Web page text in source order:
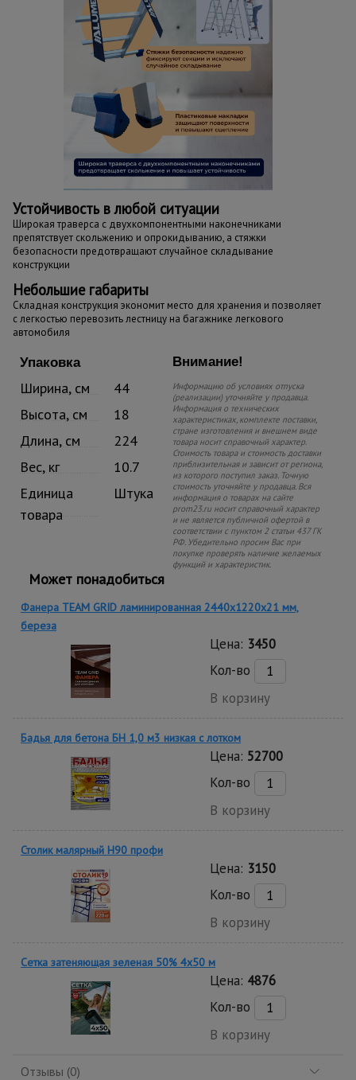
Устойчивость в любой ситуации
Широкая траверса с двухкомпонентными наконечниками
препятствует скольжению и опрокидыванию, а стяжки
безопасности предотвращают случайное складывание
конструкции
Небольшие габариты
Складная конструкция экономит место для хранения и позволяет
с легкостью перевозить лестницу на багажнике легкового
автомобиля
Упаковка
Ширина, см
44
Высота, см
18
Длина, см
224
Вес, кг
10.7
Единица
товара
Штука
Внимание!
Информацию об условиях отпуска
(реализации) уточняйте у продавца.
Информация о технических
характеристиках, комплекте поставки,
стране изготовления и внешнем виде
товара носит справочный характер.
Стоимость товара и стоимость доставки
приблизительная и зависит от региона,
из которого поступил заказ. Точную
стоимость уточняйте у продавца. Вся
информация о товарах на сайте
prom23.ru носит справочный характер
и не является публичной офертой в
соответствии с пунктом 2 статьи 437 ГК
РФ. Убедительно просим Вас при
покупке проверять наличие желаемых
функций и характеристик.
Может понадобиться
Фанера TEAM GRID ламинированная 2440х1220х21 мм,
береза
Цена: 3450
Кол-во
В корзину
Бадья для бетона БН 1,0 м3 низкая c лотком
Цена: 52700
Кол-во
В корзину
Столик малярный H90 профи
Цена: 3150
Кол-во
В корзину
Сетка затеняющая зеленая 50% 4х50 м
Цена: 4876
Кол-во
В корзину
Отзывы (0)